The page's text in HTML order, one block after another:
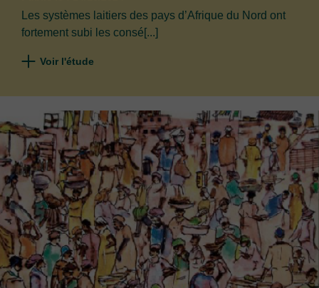
Les systèmes laitiers des pays d’Afrique du Nord ont
fortement subi les consé[...]
Voir l'étude